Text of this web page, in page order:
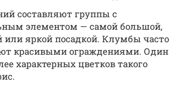
составляют группы с
элементом — самой большой,
или яркой посадкой. Клумбы часто
красивыми ограждениями. Один
характерных цветков такого